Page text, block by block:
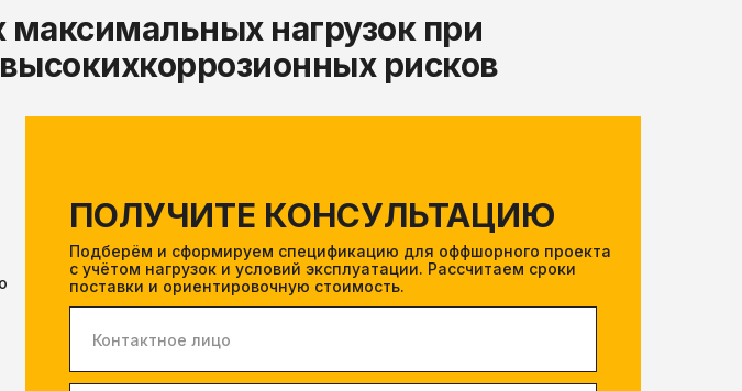
нагрузок при
рисков
ПОЛУЧИТЕ КОНСУЛЬТАЦИЮ
Подберём и сформируем спецификацию для оффшорного проекта
с учётом нагрузок и условий эксплуатации. Рассчитаем сроки
поставки и ориентировочную стоимость.